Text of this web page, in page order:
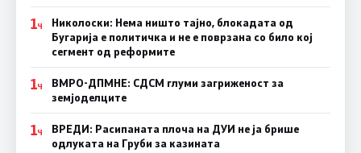
1Ч
Николоски: Нема ништо тајно, блокадата од
Бугарија е политичка и не е поврзана со било кој
сегмент од реформите
1Ч
ВМРО-ДПМНЕ: СДСМ глуми загриженост за
земјоделците
1Ч
ВРЕДИ: Расипаната плоча на ДУИ не ја брише
одлуката на Груби за казината